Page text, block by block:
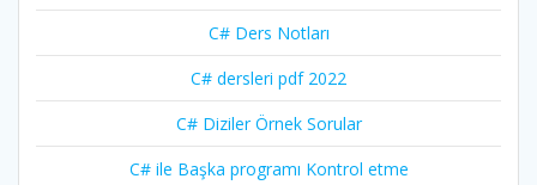
C# Ders Notları
C# dersleri pdf 2022
C# Diziler Örnek Sorular
C# ile Başka programı Kontrol etme